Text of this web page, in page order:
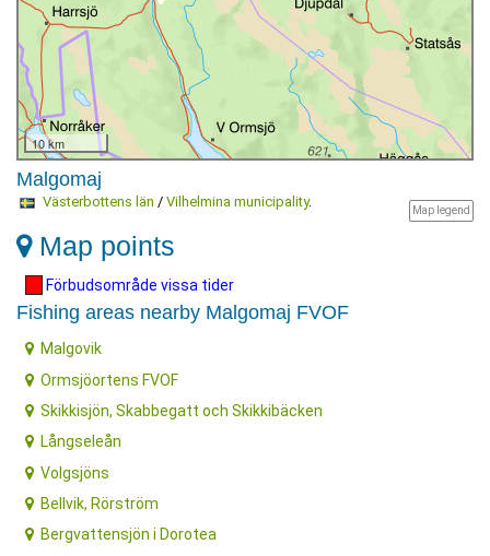
10 km
Malgomaj
Map legend
Västerbottens län / Vilhelmina municipality.
Map points
Förbudsområde vissa tider
Fishing areas nearby Malgomaj FVOF
Malgovik
Ormsjöortens FVOF
Skikkisjön, Skabbegatt och Skikkibäcken
Långseleån
Volgsjöns
Bellvik, Rörström
Bergvattensjön i Dorotea